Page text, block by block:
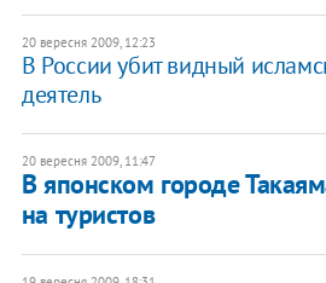
20 вересня 2009, 12:23
В России убит видный
деятель
20 вересня 2009, 11:47
В японском городе
на туристов